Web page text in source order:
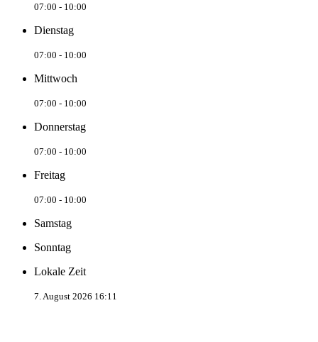
07:00 - 10:00
Dienstag
07:00 - 10:00
Mittwoch
07:00 - 10:00
Donnerstag
07:00 - 10:00
Freitag
07:00 - 10:00
Samstag
Sonntag
Lokale Zeit
7. August 2026 16:11